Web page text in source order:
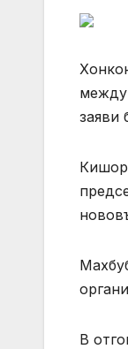
между
заяви
В